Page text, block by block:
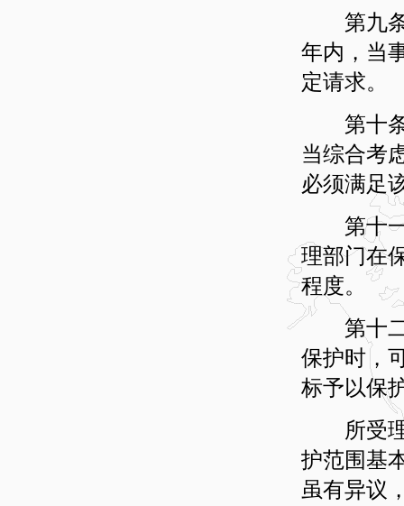
第九条
年内，当
定请求。
第十条
当综合考
必须满足
第十一
理部门在
程度。
第十二条
保护时，
标予以保
所受理
护范围基
虽有异议